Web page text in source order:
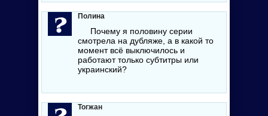
Полина
Почему я половину серии
смотрела на дубляже, а в какой то
момент всё выключилось и
работают только субтитры или
украинский?
Тогжан